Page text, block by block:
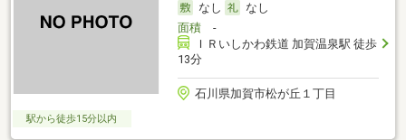
なし
なし
面積-
ＩＲいしかわ鉄道 加賀温泉駅 徒歩
13分
石川県加賀市松が丘１丁目
駅から徒歩15分以内